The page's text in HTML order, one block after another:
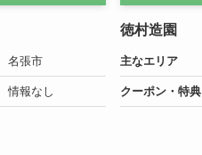
名張市
情報なし
徳村造園
主なエリア
クーポン・特典